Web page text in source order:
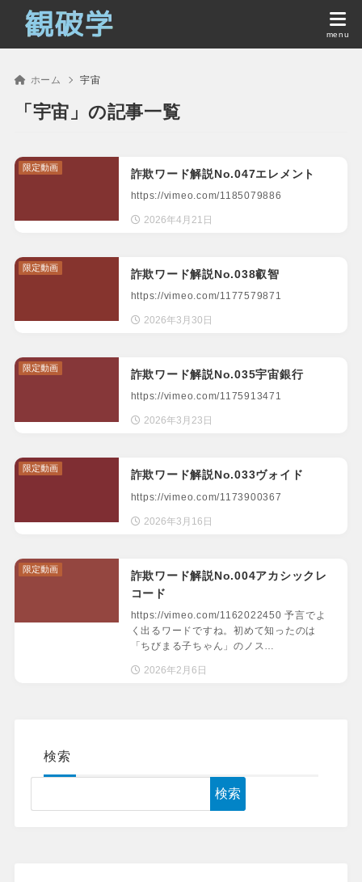
ホーム 宇宙
「宇宙」の記事一覧
詐欺ワード解説No.047エレメント
https://vimeo.com/1185079886
2026年4月21日
限定動画
詐欺ワード解説No.038叡智
https://vimeo.com/1177579871
2026年3月30日
限定動画
詐欺ワード解説No.035宇宙銀行
https://vimeo.com/1175913471
2026年3月23日
限定動画
詐欺ワード解説No.033ヴォイド
https://vimeo.com/1173900367
2026年3月16日
限定動画
詐欺ワード解説No.004アカシックレ
コード
https://vimeo.com/1162022450 予言でよ
く出るワードですね。初めて知ったのは
「ちびまる子ちゃん」のノス…
2026年2月6日
限定動画
検索
検索